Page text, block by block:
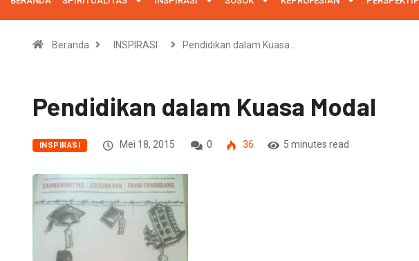
Beranda INSPIRASI Pendidikan dalam Kuasa…
Pendidikan dalam Kuasa Modal
INSPIRASI Mei 18, 2015 0 36 5 minutes read